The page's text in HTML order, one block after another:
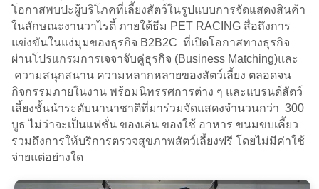
โอกาสพบปะผู้บริโภคที่เลี้ยงสัตว์ในรูปแบบการจัดแสดงสินค้า
ในลักษณะงานวาไรตี้ ภายใต้ธีม PET RACING สื่อถึงการ
แข่งขันในแง่มุมของธุรกิจ B2B2C ที่เปิดโอกาสทางธุรกิจ
ผ่านโปรแกรมการเจจาจับคู่ธุรกิจ (Business Matching)และ
ความสนุกสนาน ความหลากหลายของสัตว์เลี้ยง ตลอดจน
กิจกรรมภายในงาน พร้อมนิทรรศการต่าง ๆ และแบรนด์สัตว์
เลี้ยงชั้นนำระดับนานาชาติที่มาร่วมจัดแสดงจำนวนกว่า 300
บูธ ไม่ว่าจะเป็นแฟชั่น ของเล่น ของใช้ อาหาร ขนมขบเคี้ยว
รวมถึงการให้บริการตรวจสุขภาพสัตว์เลี้ยงฟรี โดยไม่มีค่าใช้
จ่ายแต่อย่างใด